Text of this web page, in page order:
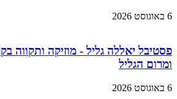
6 באוגוסט 2026
פסטיבל יאללה גליל - מוזיקה ותקווה
ומרום הגליל
6 באוגוסט 2026